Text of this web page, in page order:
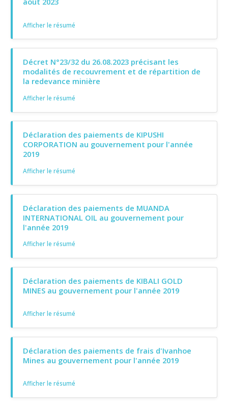
Afficher le résumé
Décret N°23/32 du 26.08.2023 précisant les
modalités de recouvrement et de répartition de
la redevance minière
Afficher le résumé
Déclaration des paiements de KIPUSHI
CORPORATION au gouvernement pour l'année
2019
Afficher le résumé
Déclaration des paiements de MUANDA
INTERNATIONAL OIL au gouvernement pour
l'année 2019
Afficher le résumé
Déclaration des paiements de KIBALI GOLD
MINES au gouvernement pour l'année 2019
Afficher le résumé
Déclaration des paiements de frais d'Ivanhoe
Mines au gouvernement pour l'année 2019
Afficher le résumé